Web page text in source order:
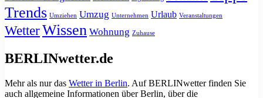
Trends Umziehen Umzug Unternehmen Urlaub Veranstaltungen
WetterWissen Wohnung Zuhause
BERLINwetter.de
Mehr als nur das Wetter in Berlin. Auf BERLINwetter finden Sie
auch allgemeine Informationen über Berlin, über die